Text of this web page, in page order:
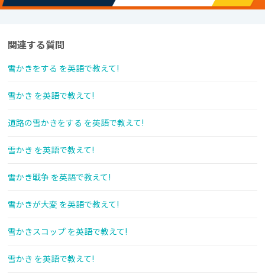
関連する質問
雪かきをする を英語で教えて!
雪かき を英語で教えて!
道路の雪かきをする を英語で教えて!
雪かき を英語で教えて!
雪かき戦争 を英語で教えて!
雪かきが大変 を英語で教えて!
雪かきスコップ を英語で教えて!
雪かき を英語で教えて!